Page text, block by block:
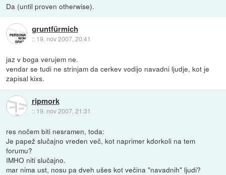
Da (until proven otherwise).
gruntfürmich
:: 19. nov 2007, 20:41
jaz v boga verujem ne.
vendar se tudi ne strinjam da cerkev vodijo navadni ljudje, kot je
zapisal kixs.
ripmork
:: 19. nov 2007, 21:31
res nočem biti nesramen, toda:
Je papež slučajno vreden več, kot naprimer kdorkoli na tem
forumu?
IMHO niti slučajno.
mar nima ust, nosu pa dveh ušes kot večina "navadnih" ljudi?